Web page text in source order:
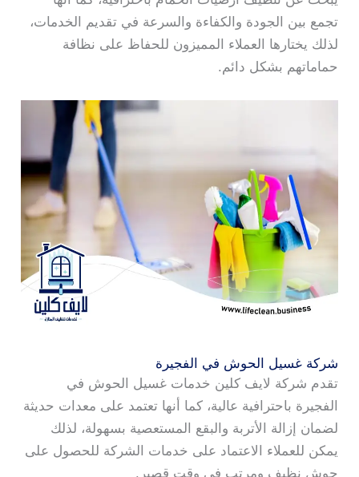
تجمع بين الجودة والكفاءة والسرعة في تقديم الخدمات،
لذلك يختارها العملاء المميزون للحفاظ على نظافة
حماماتهم بشكل دائم.
شركة غسيل الحوش في الفجيرة
تقدم شركة لايف كلين خدمات غسيل الحوش في
الفجيرة باحترافية عالية، كما أنها تعتمد على معدات حديثة
لضمان إزالة الأتربة والبقع المستعصية بسهولة، لذلك
يمكن للعملاء الاعتماد على خدمات الشركة للحصول على
حوش نظيف ومرتب في وقت قصير.